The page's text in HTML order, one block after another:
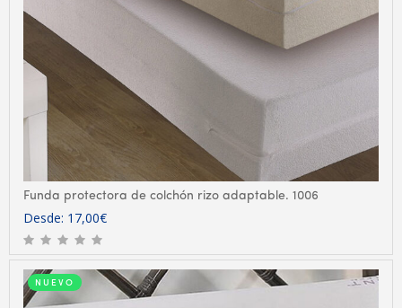
Funda protectora de colchón rizo adaptable. 1006
Desde: 17,00€
NUEVO